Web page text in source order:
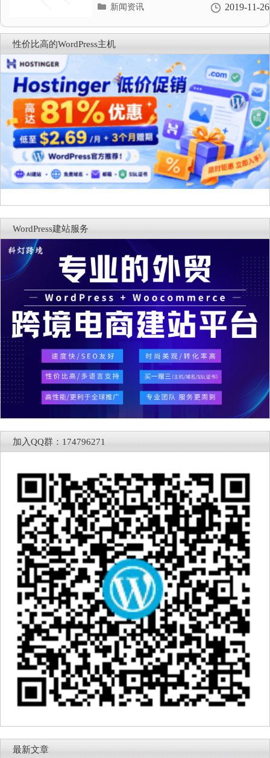
2019-11-26
分
录
新闻资讯
性价比高的WordPress主机
WordPress建站服务
加入QQ群：174796271
最新文章